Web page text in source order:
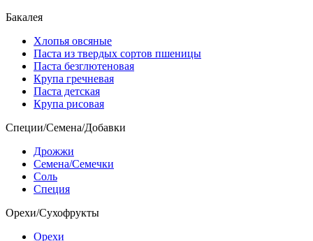
Бакалея
Хлопья овсяные
Паста из твердых сортов пшеницы
Паста безглютеновая
Крупа гречневая
Паста детская
Крупа рисовая
Специи/Семена/Добавки
Дрожжи
Семена/Семечки
Соль
Специя
Орехи/Сухофрукты
Орехи